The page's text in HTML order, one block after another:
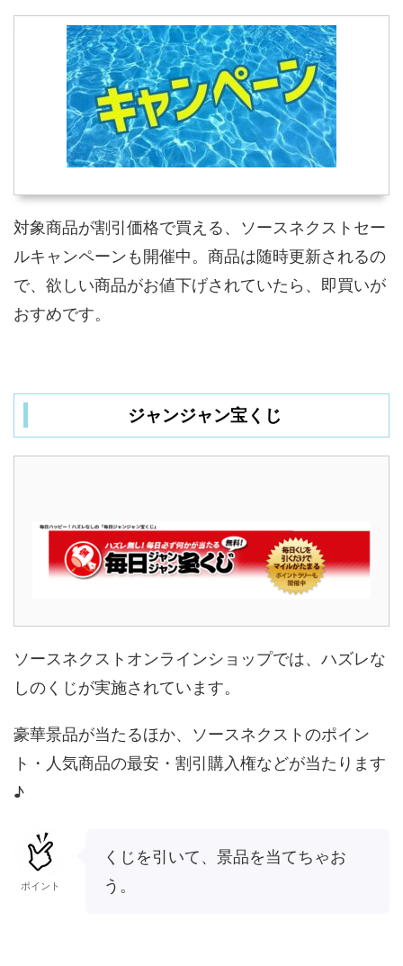
対象商品が割引価格で買える、ソースネクストセー
ルキャンペーンも開催中。商品は随時更新されるの
で、欲しい商品がお値下げされていたら、即買いが
おすめです。
ジャンジャン宝くじ
ソースネクストオンラインショップでは、ハズレな
しのくじが実施されています。
豪華景品が当たるほか、ソースネクストのポイン
ト・人気商品の最安・割引購入権などが当たります
♪
ポイント
くじを引いて、景品を当てちゃお
う。